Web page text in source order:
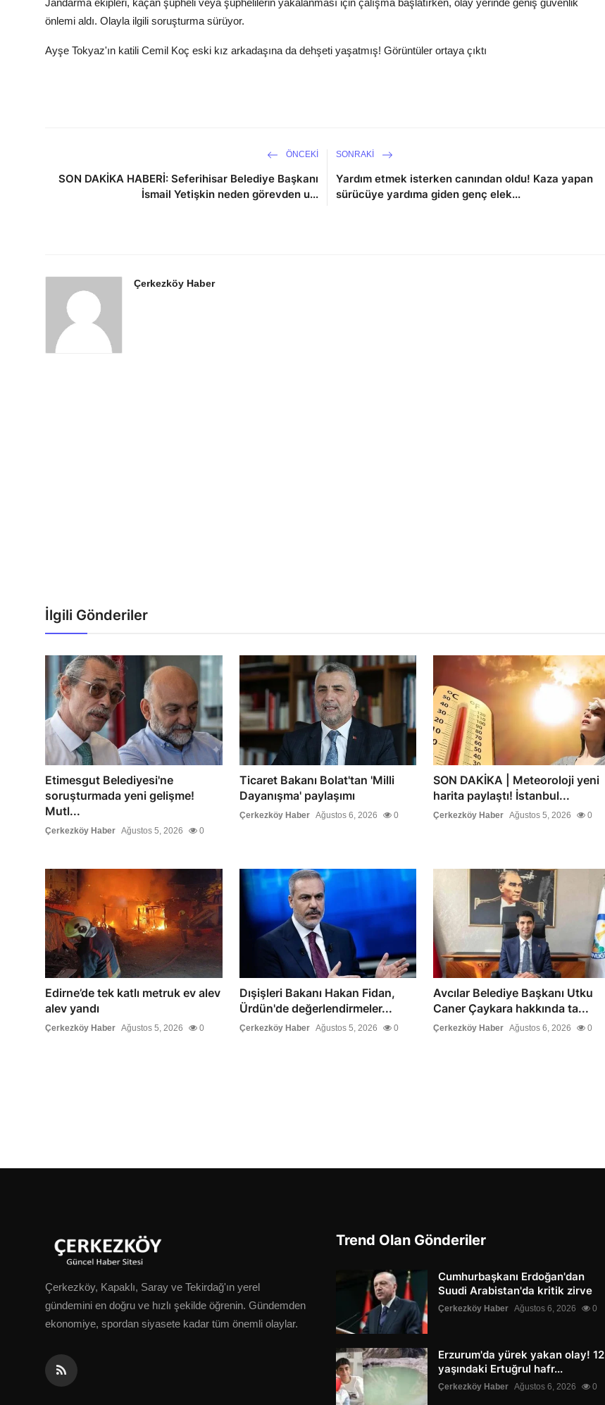
Jandarma ekipleri, kaçan şüpheli veya şüphelilerin yakalanması için çalışma başlatırken, olay yerinde geniş güvenlik
önlemi aldı. Olayla ilgili soruşturma sürüyor.
Ayşe Tokyaz'ın katili Cemil Koç eski kız arkadaşına da dehşeti yaşatmış! Görüntüler ortaya çıktı
ÖNCEKI
SON DAKİKA HABERİ: Seferihisar Belediye Başkanı
İsmail Yetişkin neden görevden u...
SONRAKI
Yardım etmek isterken canından oldu! Kaza yapan
sürücüye yardıma giden genç elek...
Çerkezköy Haber
İlgili Gönderiler
Etimesgut Belediyesi'ne
soruşturmada yeni gelişme!
Mutl...
Çerkezköy Haber Ağustos 5, 2026 0
Ticaret Bakanı Bolat'tan 'Milli
Dayanışma' paylaşımı
Çerkezköy Haber Ağustos 6, 2026 0
SON DAKİKA | Meteoroloji yeni
harita paylaştı! İstanbul...
Çerkezköy Haber Ağustos 5, 2026 0
Edirne’de tek katlı metruk ev alev
alev yandı
Çerkezköy Haber Ağustos 5, 2026 0
Dışişleri Bakanı Hakan Fidan,
Ürdün'de değerlendirmeler...
Çerkezköy Haber Ağustos 5, 2026 0
Avcılar Belediye Başkanı Utku
Caner Çaykara hakkında ta...
Çerkezköy Haber Ağustos 6, 2026 0
Çerkezköy, Kapaklı, Saray ve Tekirdağ'ın yerel
gündemini en doğru ve hızlı şekilde öğrenin. Gündemden
ekonomiye, spordan siyasete kadar tüm önemli olaylar.
Trend Olan Gönderiler
Cumhurbaşkanı Erdoğan'dan
Suudi Arabistan'da kritik zirve
Çerkezköy Haber Ağustos 6, 2026 0
Erzurum'da yürek yakan olay! 12
yaşındaki Ertuğrul hafr...
Çerkezköy Haber Ağustos 6, 2026 0